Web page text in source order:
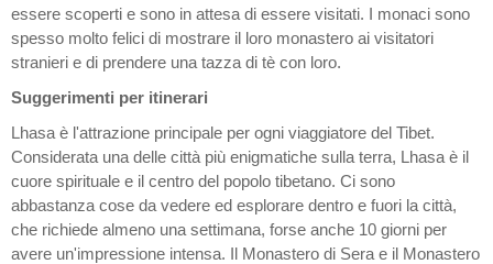
essere scoperti e sono in attesa di essere visitati. I monaci sono
spesso molto felici di mostrare il loro monastero ai visitatori
stranieri e di prendere una tazza di tè con loro.
Suggerimenti per itinerari
Lhasa è l'attrazione principale per ogni viaggiatore del Tibet.
Considerata una delle città più enigmatiche sulla terra, Lhasa è il
cuore spirituale e il centro del popolo tibetano. Ci sono
abbastanza cose da vedere ed esplorare dentro e fuori la città,
che richiede almeno una settimana, forse anche 10 giorni per
avere un'impressione intensa. Il Monastero di Sera e il Monastero